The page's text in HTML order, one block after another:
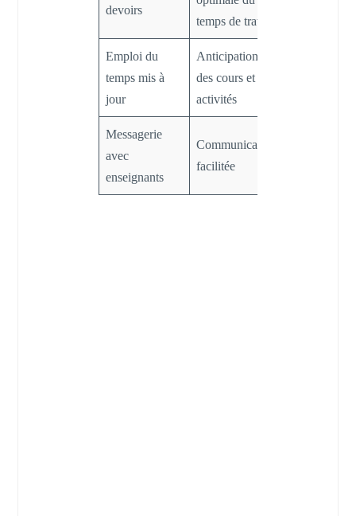
devoirs
temps de travail
Emploi du
temps mis à
jour
Anticipation
des cours et
activités
Messagerie
avec
enseignants
Communication
facilitée